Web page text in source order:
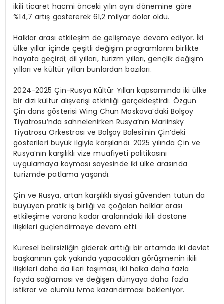
ikili ticaret hacmi önceki yılın aynı dönemine göre
%14,7 artış göstererek 61,2 milyar dolar oldu.
Halklar arası etkileşim de gelişmeye devam ediyor. İki
ülke yıllar içinde çeşitli değişim programlarını birlikte
hayata geçirdi; dil yılları, turizm yılları, gençlik değişim
yılları ve kültür yılları bunlardan bazıları.
2024-2025 Çin-Rusya Kültür Yılları kapsamında iki ülke
bir dizi kültür alışverişi etkinliği gerçekleştirdi. Özgün
Çin dans gösterisi Wing Chun Moskova’daki Bolşoy
Tiyatrosu’nda sahnelenirken Rusya’nın Mariinsky
Tiyatrosu Orkestrası ve Bolşoy Balesi’nin Çin’deki
gösterileri büyük ilgiyle karşılandı. 2025 yılında Çin ve
Rusya’nın karşılıklı vize muafiyeti politikasını
uygulamaya koyması sayesinde iki ülke arasında
turizmde patlama yaşandı.
Çin ve Rusya, artan karşılıklı siyasi güvenden tutun da
büyüyen pratik iş birliği ve çoğalan halklar arası
etkileşime varana kadar aralarındaki ikili dostane
ilişkileri güçlendirmeye devam etti.
Küresel belirsizliğin giderek arttığı bir ortamda iki devlet
başkanının çok yakında yapacakları görüşmenin ikili
ilişkileri daha da ileri taşıması, iki halka daha fazla
fayda sağlaması ve değişen dünyaya daha fazla
istikrar ve olumlu ivme kazandırması bekleniyor.